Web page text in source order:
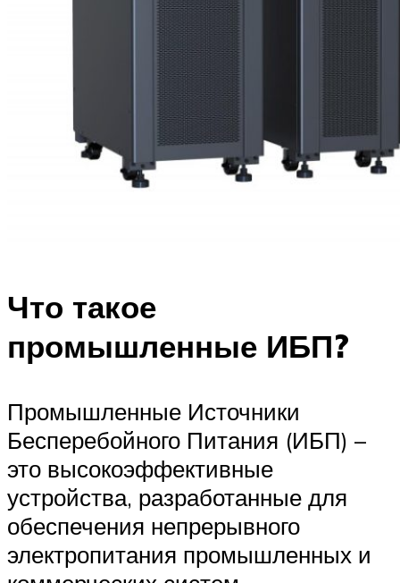
Что такое
промышленные ИБП?
Промышленные Источники
Бесперебойного Питания (ИБП) –
это высокоэффективные
устройства, разработанные для
обеспечения непрерывного
электропитания промышленных и